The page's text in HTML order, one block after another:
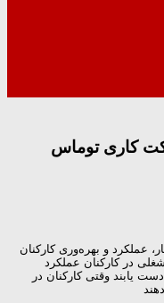
كاری توماس
عملکرد و بهره‌وری کارکنان
در کارکنان عملکرد
یابند وقتی کارکنان در